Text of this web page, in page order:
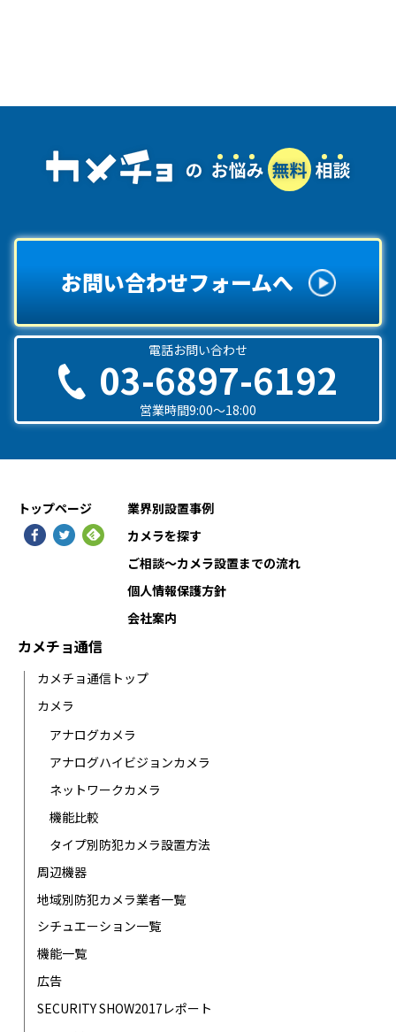
お問い合わせフォームへ
電話お問い合わせ
03-6897-6192
営業時間9:00〜18:00
トップページ
業界別設置事例
カメラを探す
ご相談〜カメラ設置までの流れ
個人情報保護方針
会社案内
カメチョ通信
カメチョ通信トップ
カメラ
アナログカメラ
アナログハイビジョンカメラ
ネットワークカメラ
機能比較
タイプ別防犯カメラ設置方法
周辺機器
地域別防犯カメラ業者一覧
シチュエーション一覧
機能一覧
広告
SECURITY SHOW2017レポート